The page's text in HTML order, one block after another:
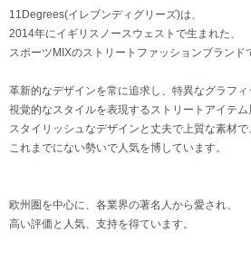
11Degrees(イレブンディグリーズ)は、
2014年にイギリスノースウェストで生まれた、
スポーツMIXのストリートファッションブランド
革新的なデザインを常に追求し、特異なグラフィ
視覚的なスタイルを表現するストリートアイテム
スタイリッシュなデザインと丈夫で上質な素材で
これまでにない勢いで人気を博しています。
欧州圏を中心に、各業界の著名人から愛され、
高い評価と人気、支持を得ています。